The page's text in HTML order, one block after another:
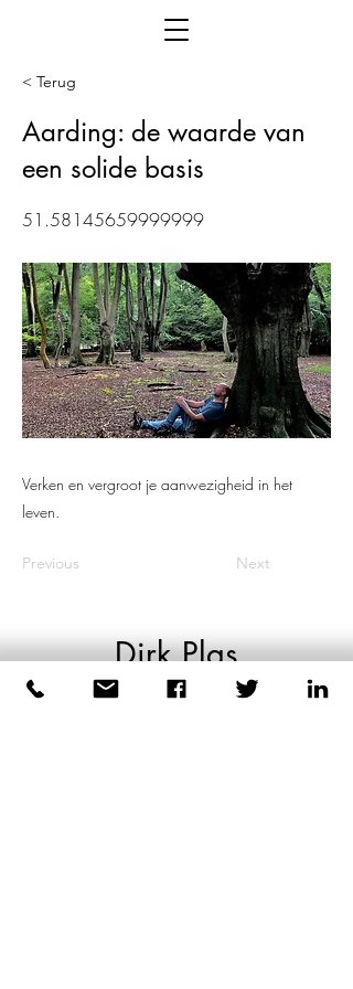
< Terug
Aarding: de waarde van
een solide basis
51.58145659999999
Verken en vergroot je aanwezigheid in het
leven.
Previous Next
Dirk Plas
Lichaamsgerichte coaching